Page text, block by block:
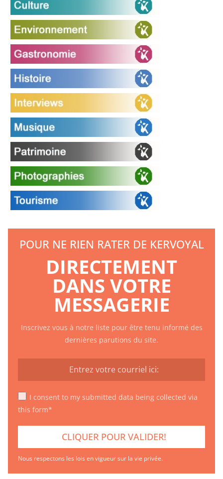
POUR NE RIEN RATER DE KERVOYAL
DIRECTEMENT
DANS VOTRE
MESSAGERIE
Inscrivez vous à notre liste pour être tenu informé des
dernières parutions du site.
I consent to my submitted data being collected via
this form*
Nous respectons les lois en vigueur sur la vie privée.